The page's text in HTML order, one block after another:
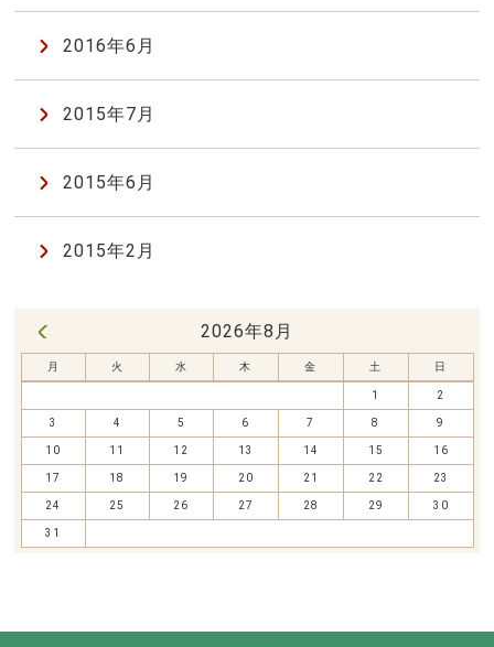
2016年6月
2015年7月
2015年6月
2015年2月
2026年8月
月 火 水 木 金 土 日
1 2
3 4 5 6 7 8 9
10 11 12 13 14 15 16
17 18 19 20 21 22 23
24 25 26 27 28 29 30
31